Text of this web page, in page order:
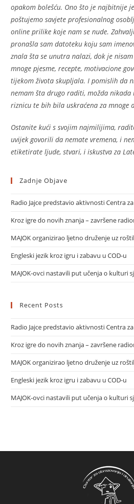
opakom bolešću. Ono što je najbitnije
poštujemo savjete profesionalnog
online prilike koje nam se nude.
pronašla sam datoteku koju sam
znala šta se unutra nalazi, dok je
mnoge pjesme, recepte, motivacione
tijekom života skupljala. I pomislih da
nemam šta drugo raditi, možda
riznicu te bih bila uskraćena za mnoge
Ostanite kući s svojim najmilijima,
uvijek govorili da nemate vremena, i
etiketirate ljude, stvari, i iskustva za
Zadnje Objave
Radio Jajce predstavio aktivnosti Centra
Kroz igre do novih znanja – završene
MAJOK organizirao ljetno druženje uz
Engleski jezik kroz igru i zabavu u COD-u
MAJOK-ovci nastavili put učenja o kulturi
Recent Posts
Radio Jajce predstavio aktivnosti Centra
Kroz igre do novih znanja – završene
MAJOK organizirao ljetno druženje uz
Engleski jezik kroz igru i zabavu u COD-u
MAJOK-ovci nastavili put učenja o kulturi